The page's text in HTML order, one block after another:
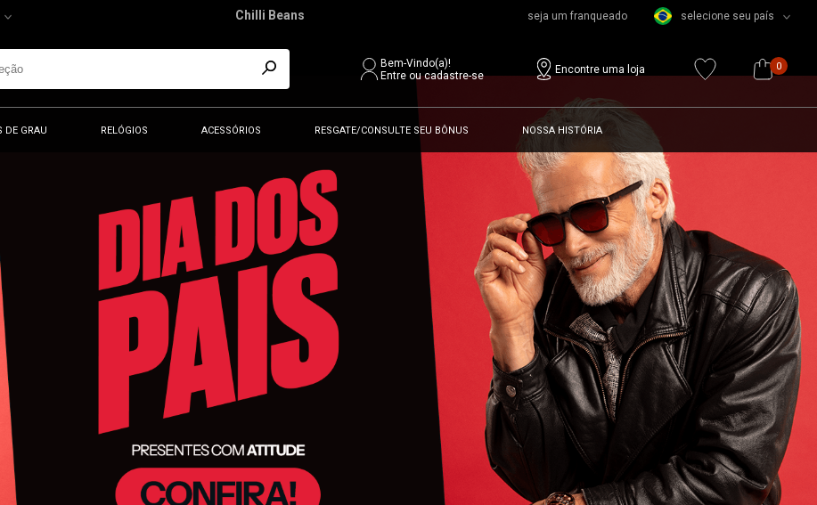
Chilli Beans seja um franqueado selecione seu país
Bem-Vindo(a)!
Entre ou cadastre-se
Encontre uma loja 0
DE GRAU RELÓGIOS ACESSÓRIOS RESGATE/CONSULTE SEU BÔNUS NOSSA HISTÓRIA